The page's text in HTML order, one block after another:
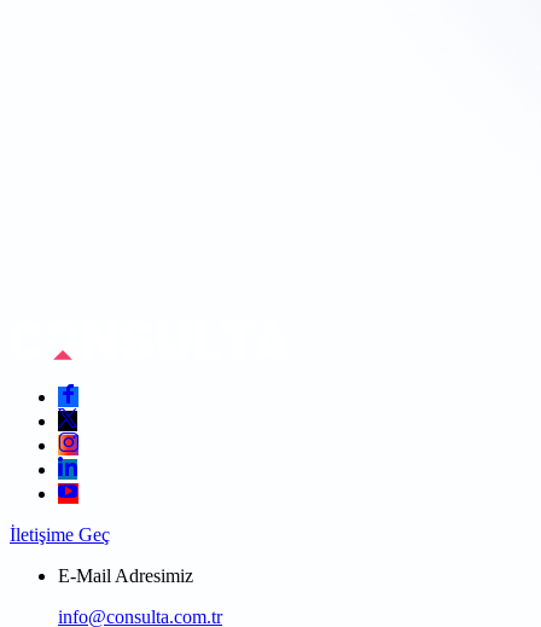
İletişime Geç
E-Mail Adresimiz
info@consulta.com.tr